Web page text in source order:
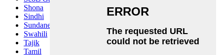
Shona
Sindhi
Sundanese
Swahili
Tajik
Tamil